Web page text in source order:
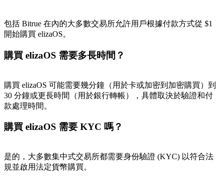
包括 Bitrue 在內的大多數交易所允許用戶根據付款方式從 $1
開始購買 elizaOS。
購買 elizaOS 需要多長時間？
購買 elizaOS 可能需要幾分鐘（用於卡或加密到加密購買）到
30 分鐘或更長時間（用於銀行轉帳），具體取決於驗證和付
款處理時間。
購買 elizaOS 需要 KYC 嗎？
是的，大多數集中式交易所都需要身份驗證 (KYC) 以符合法
規並啟用法定貨幣購買。